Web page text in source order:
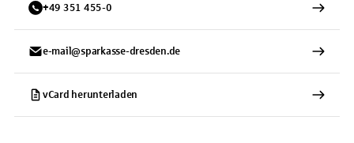
+49 351 455-0
e-mail@sparkasse-dresden.de
vCard herunterladen